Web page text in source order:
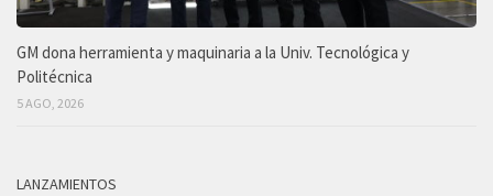
GM dona herramienta y maquinaria a la Univ. Tecnológica y
Politécnica
5 AGO, 2026
LANZAMIENTOS